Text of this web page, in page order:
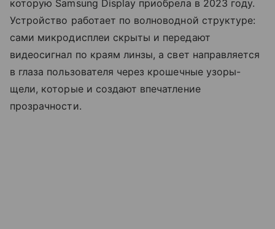
которую Samsung Display приобрела в 2023 году.
Устройство работает по волноводной структуре:
сами микродисплеи скрыты и передают
видеосигнал по краям линзы, а свет направляется
в глаза пользователя через крошечные узоры-
щели, которые и создают впечатление
прозрачности.